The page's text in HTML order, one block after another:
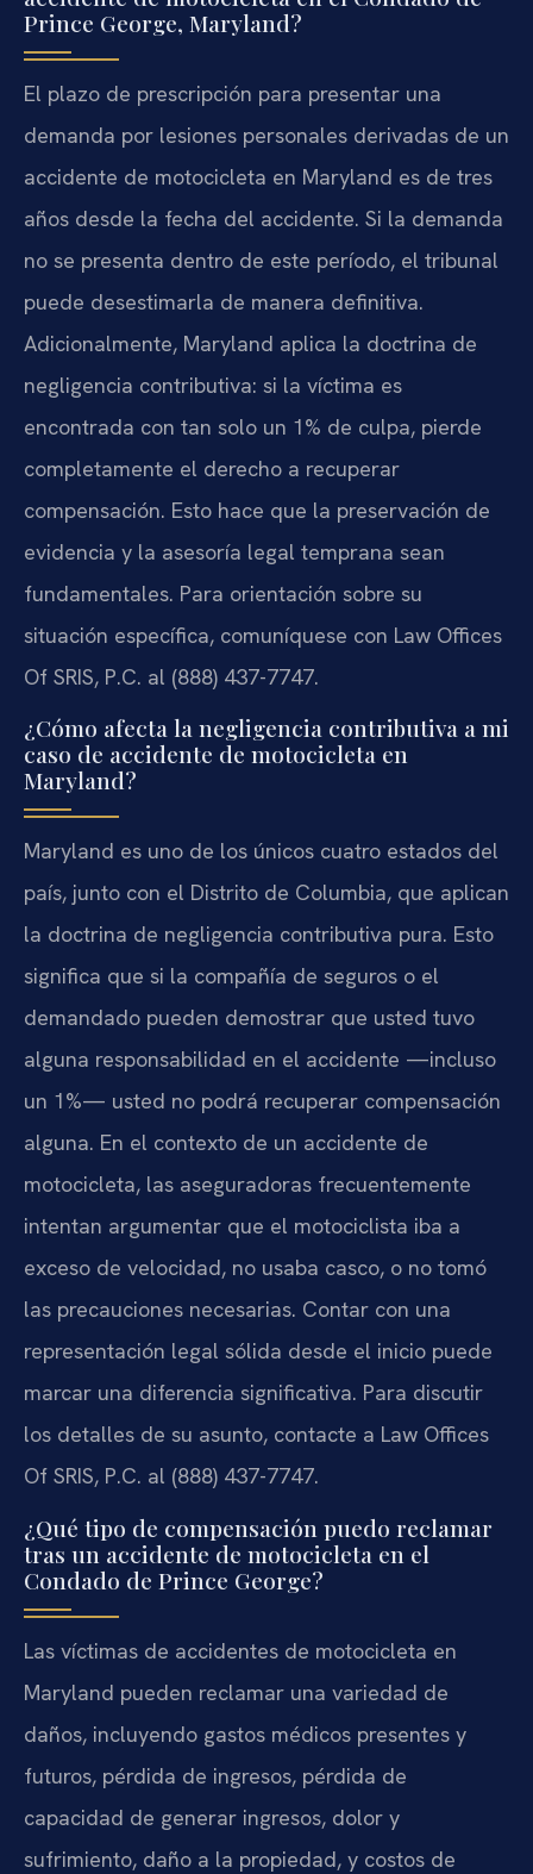
Prince George, Maryland?
El plazo de prescripción para presentar una
demanda por lesiones personales derivadas de un
accidente de motocicleta en Maryland es de tres
años desde la fecha del accidente. Si la demanda
no se presenta dentro de este período, el tribunal
puede desestimarla de manera definitiva.
Adicionalmente, Maryland aplica la doctrina de
negligencia contributiva: si la víctima es
encontrada con tan solo un 1% de culpa, pierde
completamente el derecho a recuperar
compensación. Esto hace que la preservación de
evidencia y la asesoría legal temprana sean
fundamentales. Para orientación sobre su
situación específica, comuníquese con Law Offices
Of SRIS, P.C. al (888) 437-7747.
¿Cómo afecta la negligencia contributiva a mi
caso de accidente de motocicleta en
Maryland?
Maryland es uno de los únicos cuatro estados del
país, junto con el Distrito de Columbia, que aplican
la doctrina de negligencia contributiva pura. Esto
significa que si la compañía de seguros o el
demandado pueden demostrar que usted tuvo
alguna responsabilidad en el accidente —incluso
un 1%— usted no podrá recuperar compensación
alguna. En el contexto de un accidente de
motocicleta, las aseguradoras frecuentemente
intentan argumentar que el motociclista iba a
exceso de velocidad, no usaba casco, o no tomó
las precauciones necesarias. Contar con una
representación legal sólida desde el inicio puede
marcar una diferencia significativa. Para discutir
los detalles de su asunto, contacte a Law Offices
Of SRIS, P.C. al (888) 437-7747.
¿Qué tipo de compensación puedo reclamar
tras un accidente de motocicleta en el
Condado de Prince George?
Las víctimas de accidentes de motocicleta en
Maryland pueden reclamar una variedad de
daños, incluyendo gastos médicos presentes y
futuros, pérdida de ingresos, pérdida de
capacidad de generar ingresos, dolor y
sufrimiento, daño a la propiedad, y costos de